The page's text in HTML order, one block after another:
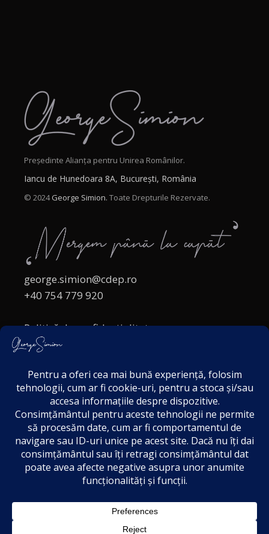
Președinte Alianța pentru Unirea Românilor.
Iancu de Hunedoara 8A, București, România
© 2024George Simion. Toate Drepturile Rezervate.
george.simion@cdep.ro
+40 754 779 920
Politică de confidențialitate
Politica cookies
Acordul de markting
Disclaimer